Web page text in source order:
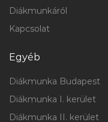
Diákmunkáról
Kapcsolat
Egyéb
Diákmunka Budapest
Diákmunka I. kerület
Diákmunka II. kerület